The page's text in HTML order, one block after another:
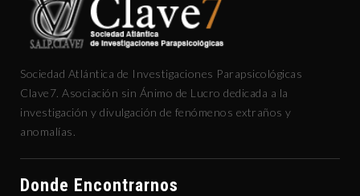
Sociedad Atlántica de Investigaciones Parapsicológicas
Clave7. Asociación sin Ánimo de Lucro dedicada a la
investigación y divulgación de fenómenos extraños y
anomalías.
Donde Encontrarnos